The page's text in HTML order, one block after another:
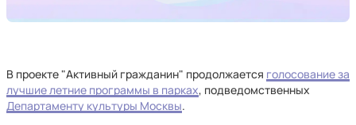
В проекте "Активный гражданин" продолжается голосование за
лучшие летние программы в парках, подведомственных
Департаменту культуры Москвы.